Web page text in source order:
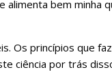
bem minha
Os princípios que
ciência por trás